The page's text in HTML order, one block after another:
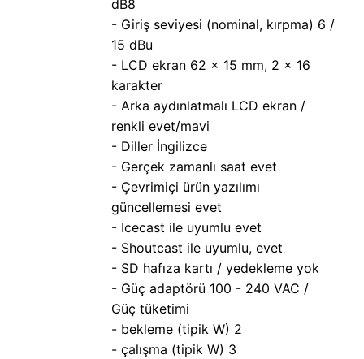
dB8
- Giriş seviyesi (nominal, kırpma) 6 /
15 dBu
- LCD ekran 62 x 15 mm, 2 x 16
karakter
- Arka aydınlatmalı LCD ekran /
renkli evet/mavi
- Diller İngilizce
- Gerçek zamanlı saat evet
- Çevrimiçi ürün yazılımı
güncellemesi evet
- Icecast ile uyumlu evet
- Shoutcast ile uyumlu, evet
- SD hafıza kartı / yedekleme yok
- Güç adaptörü 100 - 240 VAC /
Güç tüketimi
- bekleme (tipik W) 2
- çalışma (tipik W) 3